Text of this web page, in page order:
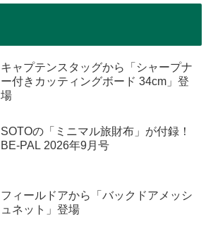
キャプテンスタッグから「シャープナ
ー付きカッティングボード 34cm」登
場
SOTOの「ミニマル旅財布」が付録！
BE-PAL 2026年9月号
フィールドアから「バックドアメッシ
ュネット」登場